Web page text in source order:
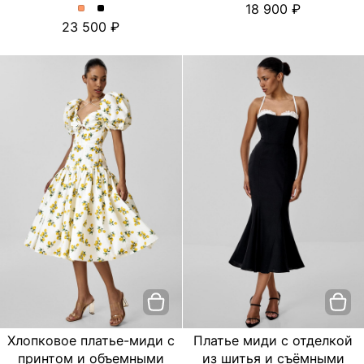
Платье
миди
отделкой
из
шитья
и
съёмными
бретелями.
Цвет
Персиковый
Платье
миди
отделкой
из
шитья
и
съёмными
бретелями.
Цвет
Черный
23 500
платье
принтом.
Цвет
пудровый
платье
принтом.
Цвет
Черный
18 900
Хлопковое платье-миди с
принтом и объемными
Платье миди с отделкой
из шитья и съёмными